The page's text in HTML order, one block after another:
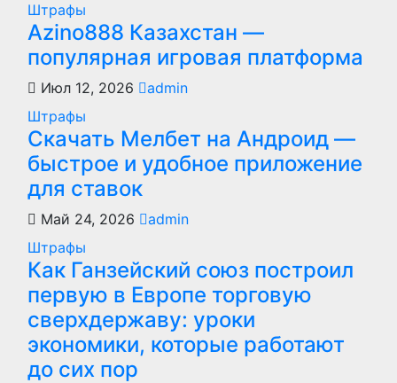
Штрафы
Azino888 Казахстан —
популярная игровая платформа
Июл 12, 2026
admin
Штрафы
Скачать Мелбет на Андроид —
быстрое и удобное приложение
для ставок
Май 24, 2026
admin
Штрафы
Как Ганзейский союз построил
первую в Европе торговую
сверхдержаву: уроки
экономики, которые работают
до сих пор